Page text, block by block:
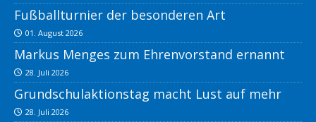
Fußballturnier der besonderen Art
01. August 2026
Markus Menges zum Ehrenvorstand ernannt
28. Juli 2026
Grundschulaktionstag macht Lust auf mehr
28. Juli 2026